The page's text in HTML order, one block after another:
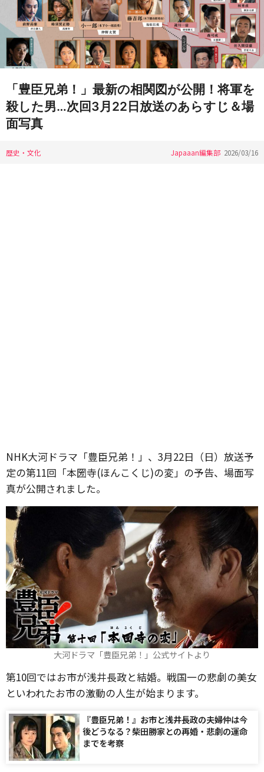
「豊臣兄弟！」最新の相関図が公開！将軍を
殺した男…次回3月22日放送のあらすじ＆場
面写真
歴史・文化 Japaaan編集部 2026/03/16
NHK大河ドラマ「豊臣兄弟！」、3月22日（日）放送予
定の第11回「本圀寺(ほんこくじ)の変」の予告、場面写
真が公開されました。
大河ドラマ「豊臣兄弟！」公式サイトより
第10回ではお市が浅井長政と結婚。戦国一の悲劇の美女
といわれたお市の激動の人生が始まります。
『豊臣兄弟！』お市と浅井長政の夫婦仲は今
後どうなる？柴田勝家との再婚・悲劇の運命
までを考察